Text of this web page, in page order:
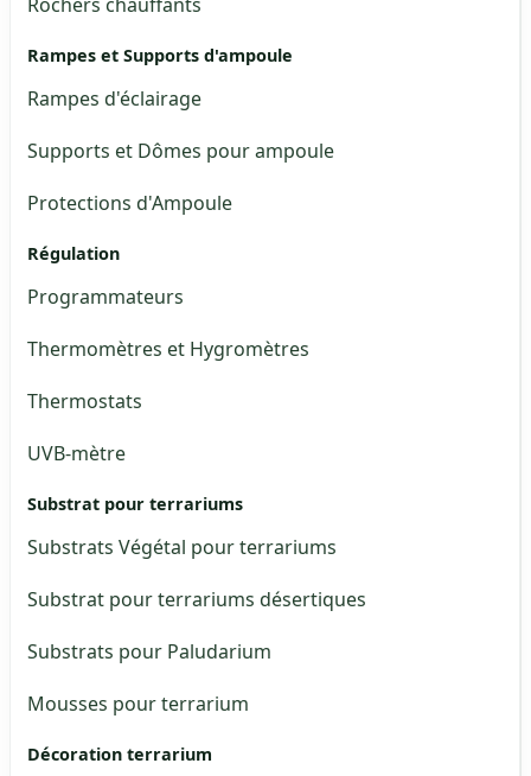
Rampes et Supports d'ampoule
Rampes d'éclairage
Supports et Dômes pour ampoule
Protections d'Ampoule
Régulation
Programmateurs
Thermomètres et Hygromètres
Thermostats
UVB-mètre
Substrat pour terrariums
Substrats Végétal pour terrariums
Substrat pour terrariums désertiques
Substrats pour Paludarium
Mousses pour terrarium
Décoration terrarium